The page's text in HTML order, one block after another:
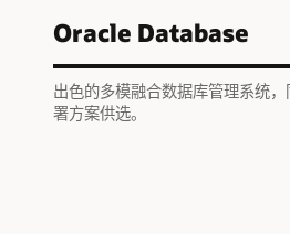
Oracle Database
出色的多模融合数据库管理系统
署方案供选。